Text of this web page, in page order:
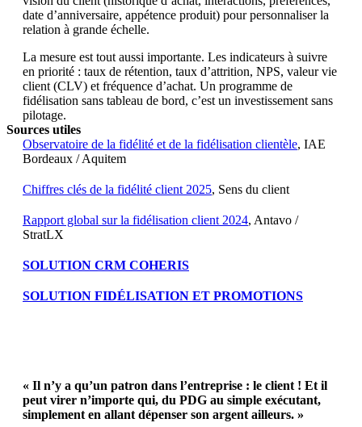
date d’anniversaire, appétence produit) pour personnaliser la
relation à grande échelle.
La mesure est tout aussi importante. Les indicateurs à suivre
en priorité : taux de rétention, taux d’attrition, NPS, valeur vie
client (CLV) et fréquence d’achat. Un programme de
fidélisation sans tableau de bord, c’est un investissement sans
pilotage.
Sources utiles
Observatoire de la fidélité et de la fidélisation clientèle, IAE
Bordeaux / Aquitem
Chiffres clés de la fidélité client 2025, Sens du client
Rapport global sur la fidélisation client 2024, Antavo /
StratLX
SOLUTION CRM COHERIS
SOLUTION FIDÉLISATION ET PROMOTIONS
« Il n’y a qu’un patron dans l’entreprise : le client ! Et il
peut virer n’importe qui, du PDG au simple exécutant,
simplement en allant dépenser son argent ailleurs. »